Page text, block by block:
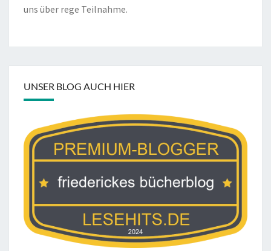
uns über rege Teilnahme.
UNSER BLOG AUCH HIER